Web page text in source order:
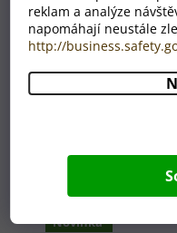
reklam a analýze
napomáhají neustále
http://
Související
Novinka